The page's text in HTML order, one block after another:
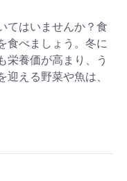
てはいませんか？食
食べましょう。冬に
栄養価が高まり、う
迎える野菜や魚は、